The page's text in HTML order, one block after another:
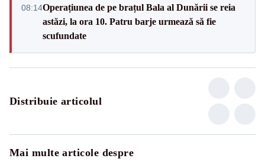
08:14Operațiunea de pe brațul Bala al Dunării se reia
astăzi, la ora 10. Patru barje urmează să fie
scufundate
Distribuie articolul
Mai multe articole despre